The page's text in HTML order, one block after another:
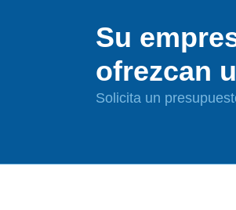
Su
ofrezcan
Solicita un